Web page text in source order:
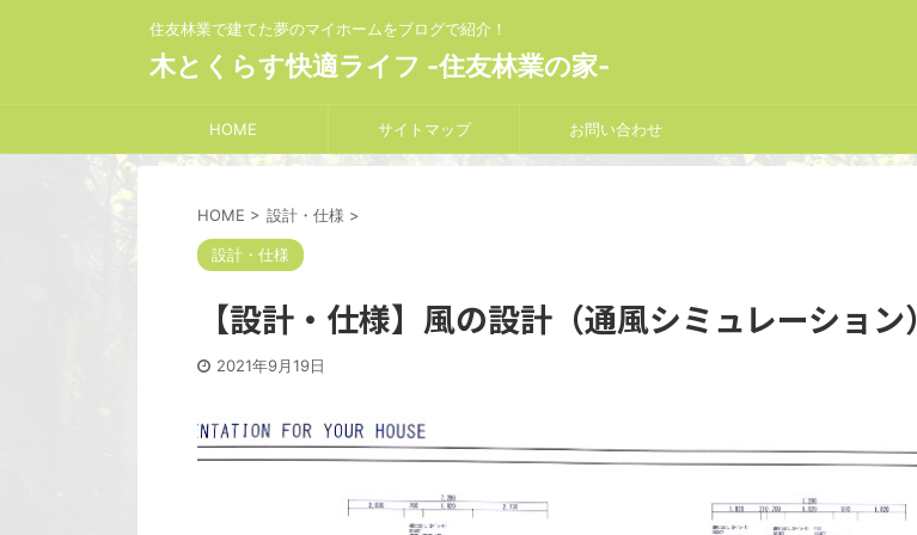
住友林業で建てた夢のマイホームをブログで紹介！
木とくらす快適ライフ -住友林業の家-
HOME サイトマップ お問い合わせ
HOME > 設計・仕様 >
設計・仕様
【設計・仕様】風の設計（通風シミュレーション）
2021年9月19日